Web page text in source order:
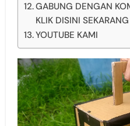
GABUNG DENGAN
KLIK DISINI SEKARANG
YOUTUBE KAMI